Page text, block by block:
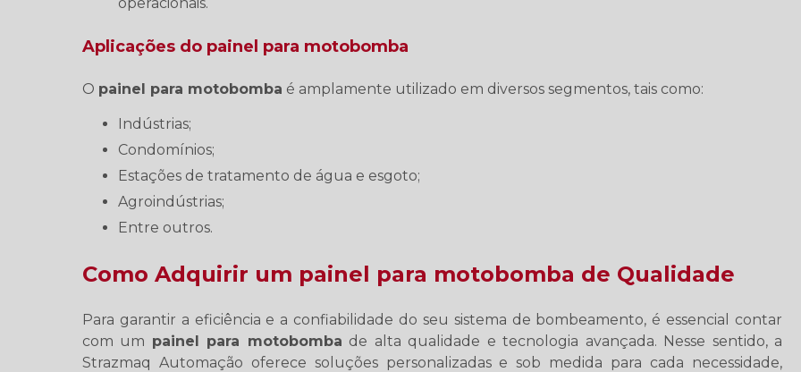
Aplicações do painel para motobomba
O painel para motobomba é amplamente utilizado em diversos segmentos, tais como:
Indústrias;
Condomínios;
Estações de tratamento de água e esgoto;
Agroindústrias;
Entre outros.
Como Adquirir um painel para motobomba de Qualidade
Para garantir a eficiência e a confiabilidade do seu sistema de bombeamento, é essencial contar
com um painel para motobomba de alta qualidade e tecnologia avançada. Nesse sentido, a
Strazmaq Automação oferece soluções personalizadas e sob medida para cada necessidade,